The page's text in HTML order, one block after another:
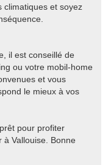
climatiques et soyez
il est conseillé de
ou votre mobil-home
et vous
le mieux à vos
pour profiter
Vallouise. Bonne